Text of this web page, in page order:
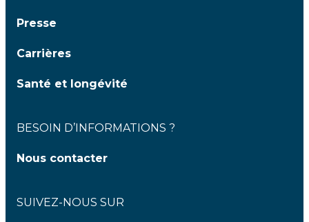
Presse
Carrières
Santé et longévité
BESOIN D’INFORMATIONS ?
Nous contacter
SUIVEZ-NOUS SUR